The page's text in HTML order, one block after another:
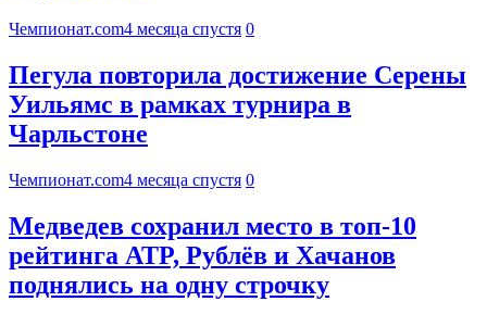
Чемпионат.com4 месяца спустя 0
Пегула повторила достижение Серены
Уильямс в рамках турнира в
Чарльстоне
Чемпионат.com4 месяца спустя 0
Медведев сохранил место в топ-10
рейтинга ATP, Рублёв и Хачанов
поднялись на одну строчку